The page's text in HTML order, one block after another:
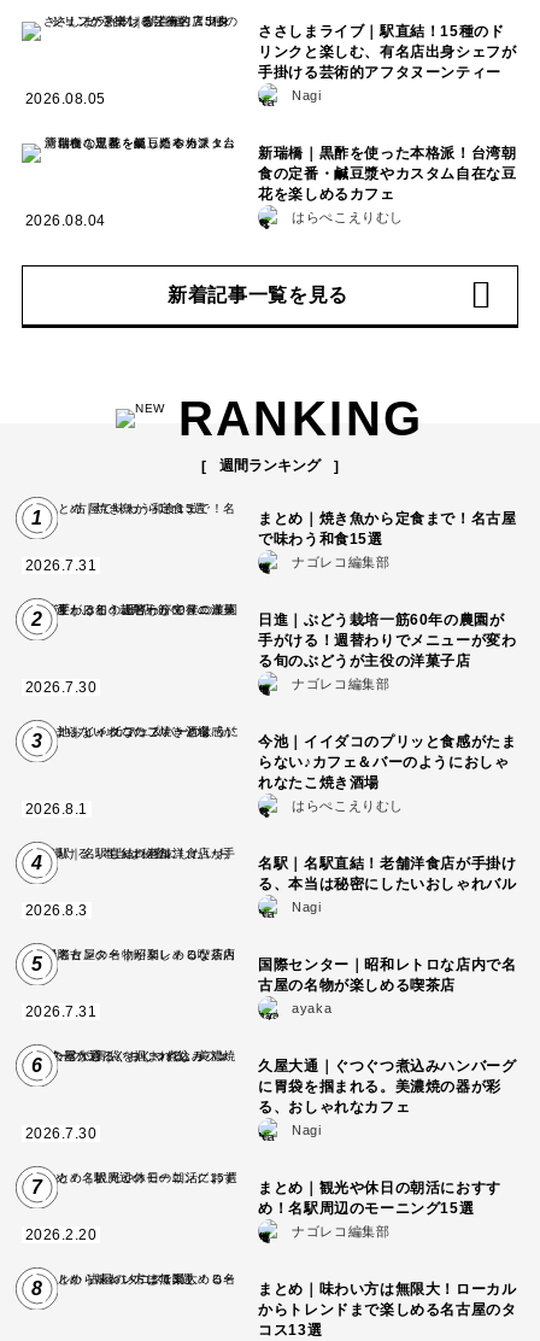
2026.08.05
ささしまライブ｜駅直結！15種のド
リンクと楽しむ、有名店出身シェフが
手掛ける芸術的アフタヌーンティー
Nagi
2026.08.04
新瑞橋｜黒酢を使った本格派！台湾朝
食の定番・鹹豆漿やカスタム自在な豆
花を楽しめるカフェ
はらぺこえりむし
新着記事一覧を見る
RANKING
週間ランキング
1
2026.7.31
まとめ｜焼き魚から定食まで！名古屋
で味わう和食15選
ナゴレコ編集部
2
2026.7.30
日進｜ぶどう栽培一筋60年の農園が
手がける！週替わりでメニューが変わ
る旬のぶどうが主役の洋菓子店
ナゴレコ編集部
3
2026.8.1
今池｜イイダコのプリッと食感がたま
らない♪カフェ＆バーのようにおしゃ
れなたこ焼き酒場
はらぺこえりむし
4
2026.8.3
名駅｜名駅直結！老舗洋食店が手掛け
る、本当は秘密にしたいおしゃれバル
Nagi
5
2026.7.31
国際センター｜昭和レトロな店内で名
古屋の名物が楽しめる喫茶店
ayaka
6
2026.7.30
久屋大通｜ぐつぐつ煮込みハンバーグ
に胃袋を掴まれる。美濃焼の器が彩
る、おしゃれなカフェ
Nagi
7
2026.2.20
まとめ｜観光や休日の朝活におすす
め！名駅周辺のモーニング15選
ナゴレコ編集部
8
まとめ｜味わい方は無限大！ローカル
からトレンドまで楽しめる名古屋のタ
コス13選